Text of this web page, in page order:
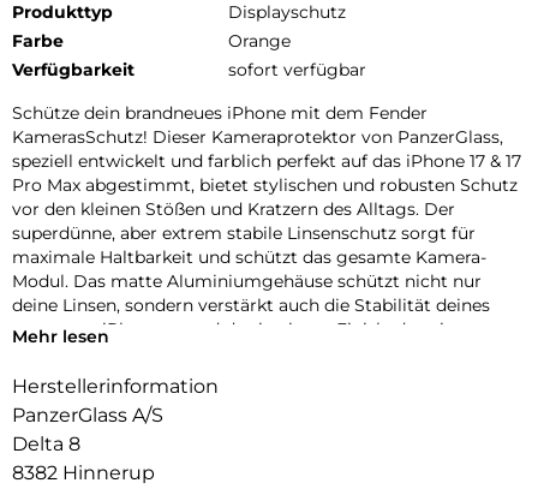
Produkttyp
Displayschutz
Farbe
Orange
Verfügbarkeit
sofort verfügbar
Schütze dein brandneues iPhone mit dem Fender
KamerasSchutz! Dieser Kameraprotektor von PanzerGlass,
speziell entwickelt und farblich perfekt auf das iPhone 17 & 17
Pro Max abgestimmt, bietet stylischen und robusten Schutz
vor den kleinen Stößen und Kratzern des Alltags. Der
superdünne, aber extrem stabile Linsenschutz sorgt für
maximale Haltbarkeit und schützt das gesamte Kamera-
Modul. Das matte Aluminiumgehäuse schützt nicht nur
deine Linsen, sondern verstärkt auch die Stabilität deines
gesamten iPhones – und das in einem Finish, das nie
geräteabgestimmten Farben: Silver, Deep Blue und Cosmic
Orange. Und klar – die Installation ist kinderleicht und sitzt
perfekt. Der farblich abgestimmte Fender von PanzerGlass
schützt dein iPhone mit einzigartigem Kameraschutz – echt
stark, echt du.
Mehr lesen
Herstellerinformation
PanzerGlass A/S
Delta 8
8382 Hinnerup